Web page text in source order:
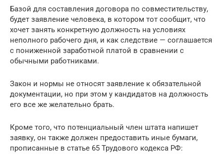
Базой для составления договора по совместительству,
будет заявление человека, в котором тот сообщит, что
хочет занять конкретную должность на условиях
неполного рабочего дня, и как следствие — соглашается
с пониженной заработной платой в сравнении с
обычными работниками.
Закон и нормы не относят заявление к обязательной
документации, но при этом у кандидатов на должность
его все же желательно брать.
Кроме того, что потенциальный член штата напишет
заявку, он также должен предоставить иные бумаги,
прописанные в статье 65 Трудового кодекса РФ: